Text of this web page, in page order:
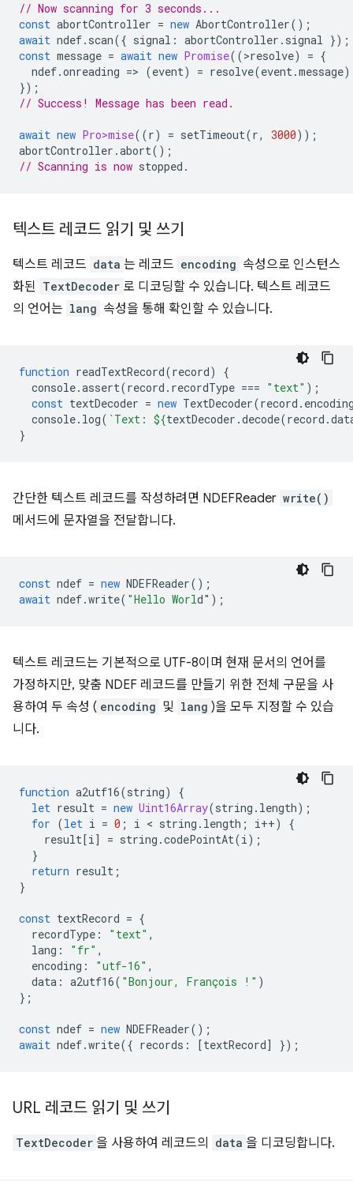
// Now scanning for 3 seconds...
const abortController = new AbortController();
await ndef. scan({ signal : abortController . signal });
const message = await new Promise((>resolve) = {
ndef.onreading => (event) = resolve(event.message
});
// Success! Message has been read.
await new Pro>mise((r) = setTimeout(r, 3000));
abortController .abort();
// Scanning is now
텍스트 레코드 읽기 및 쓰기
텍스트 레코드 data 는 레코드 encoding 속성으로 인스턴스
화된 TextDecoder 로 디코딩할 수 있습니다. 텍스트 레코드
의 언어는 lang 속성을 통해 확인할 수 있습니다.
function readTextRecord(record)
{
console.assert(record . recordType === "text" );
const textDecoder = new TextDecoder(record .
console. log( `Text: ${textDecoder .decode(record .
}
간단한 텍스트 레코드를 작성하려면 NDEFReader write()
메서드에 문자열을 전달합니다.
const ndef = new NDEFReader();
await ndef.write( "Hello World" );
텍스트 레코드는 기본적으로 UTF-8이며 현재 문서의 언어를
가정하지만, 맞춤 NDEF 레코드를 만들기 위한 전체 구문을 사
용하여 두 속성 ( encoding 및 lang )을 모두 지정할 수 있습
니다.
function a2utf16(string)
{
let result = new Uint16Array(string . length);
for (let i = 0 ; i < string . length ; i++)
{
result[i] = string .codePointAt(i);
}
return result ;
}
const textRecord = {
recordType : "text" ,
lang : "fr" ,
encoding : "utf-16" ,
data : a2utf16( "Bonjour, François !" )
};
const ndef = new NDEFReader();
await ndef.write({ records : [textRecord] });
URL 레코드 읽기 및 쓰기
TextDecoder 을 사용하여 레코드의 data 을 디코딩합니다.